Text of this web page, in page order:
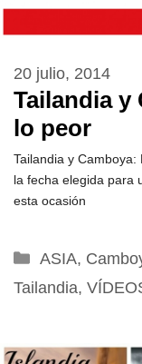
Tailandia y
lo peor
20 julio, 2014
Tailandia y
la fecha elegida para
esta ocasión
Categorías
ASIA,
Tailandia,